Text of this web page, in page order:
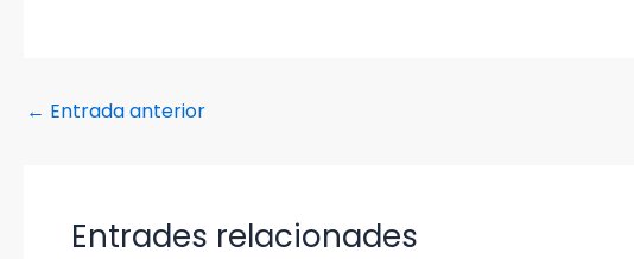
← Entrada anterior
Entrades relacionades